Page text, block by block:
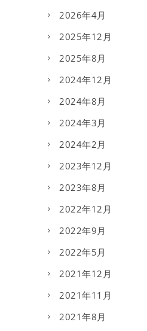
2026年4月
2025年12月
2025年8月
2024年12月
2024年8月
2024年3月
2024年2月
2023年12月
2023年8月
2022年12月
2022年9月
2022年5月
2021年12月
2021年11月
2021年8月